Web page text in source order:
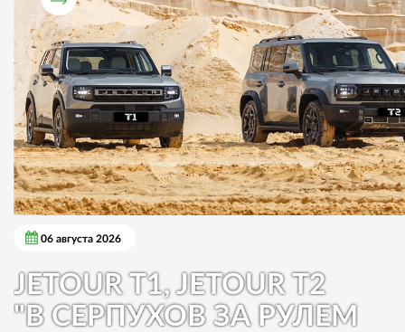
06 августа 2026
JETOUR T1, JETOUR T2
"В СЕРПУХОВ ЗА РУЛЕМ